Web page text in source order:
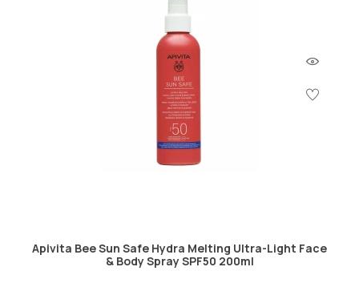
Apivita Bee Sun Safe Hydra Melting Ultra-Light Face
& Body Spray SPF50 200ml